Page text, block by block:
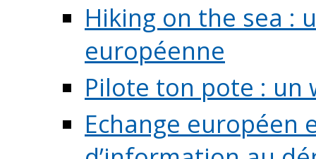
Hiking on the sea :
européenne
Pilote ton pote : un
Echange européen